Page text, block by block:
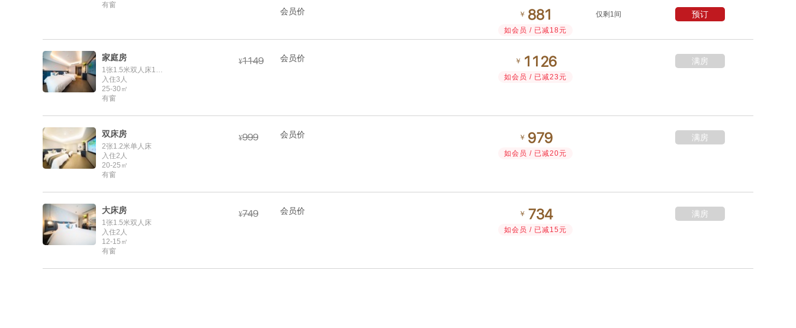
有窗
会员价 ￥ 
如会员 / 已减18元
仅剩1间 预订
家庭房
1张1.5米双人床1张1.2米单人床
入住3人
25-30㎡
有窗
¥ 会员价 ￥   
如会员 / 已减23元
满房
双床房
2张1.2米单人床
入住2人
20-25㎡
有窗
¥ 会员价 ￥ 
如会员 / 已减20元
满房
大床房
1张1.5米双人床
入住2人
12-15㎡
有窗
¥ 会员价 ￥ 
如会员 / 已减15元
满房